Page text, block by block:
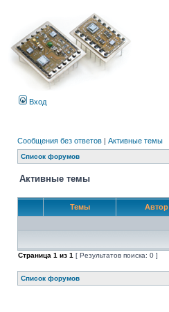
Вход
Сообщения без ответов | Активные темы
Список форумов
Активные темы
Темы Автор
Страница 1 из 1 [ Результатов поиска: 0 ]
Список форумов